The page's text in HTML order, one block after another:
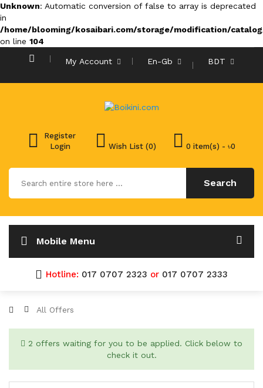
Unknown: Automatic conversion of false to array is deprecated
in
/home/blooming/kosaibari.com/storage/modification/
on line 104
My Account En-Gb BDT
Register
Login
Wish List (0) 0 item(s) - ৳0
Search
Mobile Menu
Hotline: 017 0707 2323 or 017 0707 2333
All Offers
2 offers waiting for you to be applied. Click below to
check it out.